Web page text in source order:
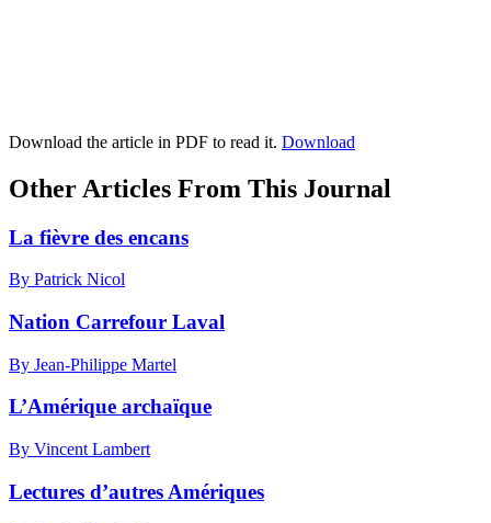
Download the article in PDF to read it. Download
Other Articles From This Journal
La fièvre des encans
By Patrick Nicol
Nation Carrefour Laval
By Jean-Philippe Martel
L’Amérique archaïque
By Vincent Lambert
Lectures d’autres Amériques